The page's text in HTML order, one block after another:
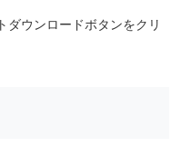
ダウンロードボタンをクリ